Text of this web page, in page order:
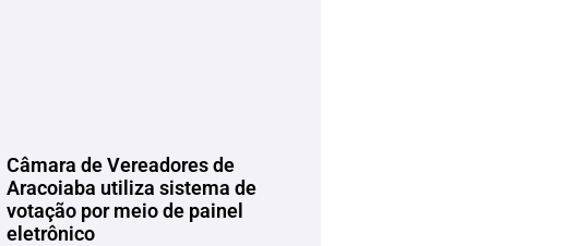
Câmara de Vereadores de
Aracoiaba utiliza sistema de
votação por meio de painel
eletrônico